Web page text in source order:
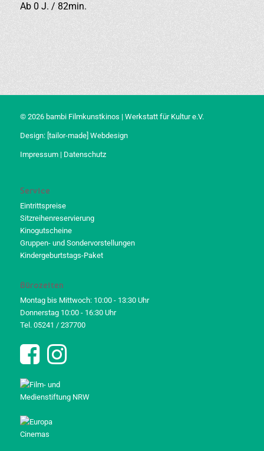
Ab 0 J. / 82min.
© 2026 bambi Filmkunstkinos | Werkstatt für Kultur e.V.
Design: [tailor-made] Webdesign
Impressum| Datenschutz
Service
Eintrittspreise
Sitzreihenreservierung
Kinogutscheine
Gruppen- und Sondervorstellungen
Kindergeburtstags-Paket
Bürozeiten
Montag bis Mittwoch: 10:00 - 13:30 Uhr
Donnerstag 10:00 - 16:30 Uhr
Tel. 05241 / 237700